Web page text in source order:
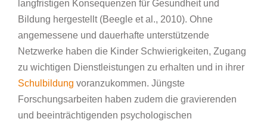
langfristigen Konsequenzen für Gesundheit und
Bildung hergestellt (Beegle et al., 2010). Ohne
angemessene und dauerhafte unterstützende
Netzwerke haben die Kinder Schwierigkeiten, Zugang
zu wichtigen Dienstleistungen zu erhalten und in ihrer
Schulbildung voranzukommen. Jüngste
Forschungsarbeiten haben zudem die gravierenden
und beeinträchtigenden psychologischen